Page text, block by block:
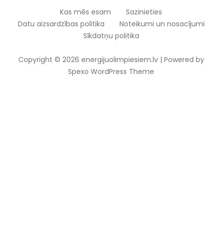
Copyright © 2026 energijuolimpiesiem.lv | Powered by
Spexo WordPress Theme
Kas mēs esam
Sazinieties
Datu aizsardzības politika
Noteikumi un nosacījumi
Sīkdatņu politika